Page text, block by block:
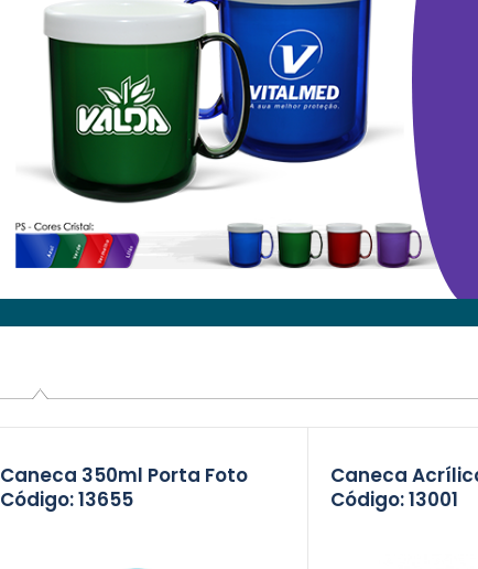
Caneca 350ml Porta Foto
Código: 13655
Caneca
Código: 13001